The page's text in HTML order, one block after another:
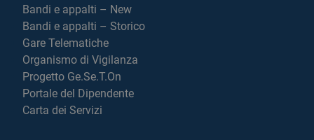
Bandi e appalti – New
Bandi e appalti – Storico
Gare Telematiche
Organismo di Vigilanza
Progetto Ge.Se.T.On
Portale del Dipendente
Carta dei Servizi